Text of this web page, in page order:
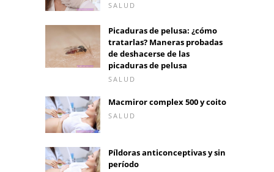
SALUD
Picaduras de pelusa: ¿cómo
tratarlas? Maneras probadas
de deshacerse de las
picaduras de pelusa
SALUD
Macmiror complex 500 y coito
SALUD
Píldoras anticonceptivas y sin
período